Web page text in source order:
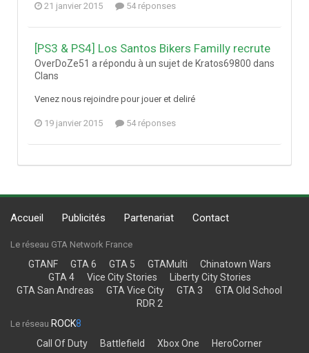
21 janvier 2015 54 réponses
[PS3 & PS4] Los Santos Bikers Familly recrute
OverDoZe51 a répondu à un sujet de Kratos69800 dans
Clans
Venez nous rejoindre pour jouer et deliré
19 janvier 2015 54 réponses
Accueil Publicités Partenariat Contact
Le réseau GTA Network France
GTANF GTA 6 GTA 5 GTAMulti
Chinatown Wars
GTA 4
Vice City Stories
Liberty City Stories
GTA San Andreas
GTA Vice City GTA 3
GTA Old School
RDR 2
Le réseau ROCK8
Call Of Duty
Battlefield Xbox One HeroCorner